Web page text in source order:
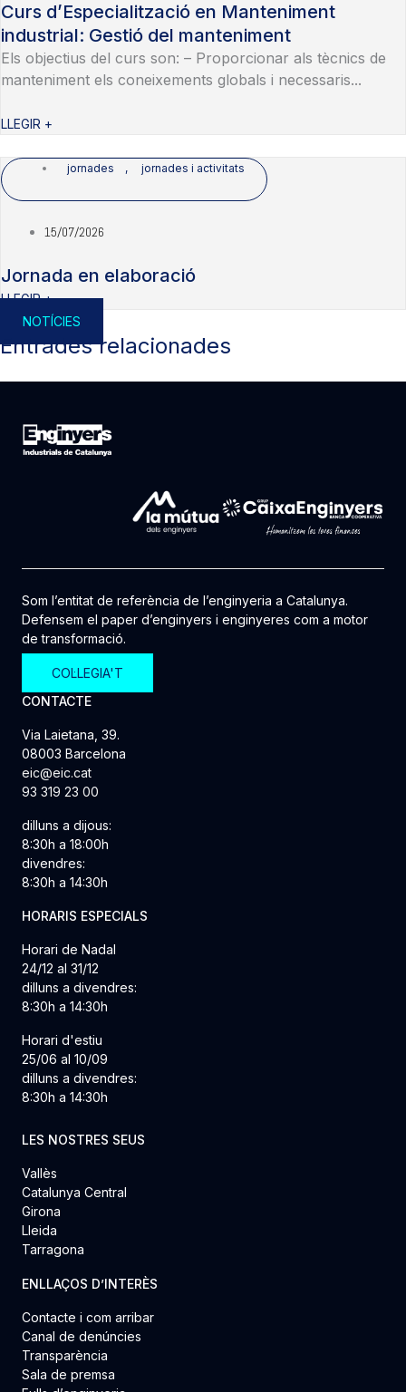
Curs d’Especialització en Manteniment
industrial: Gestió del manteniment
Els objectius del curs son: – Proporcionar als tècnics de
manteniment els coneixements globals i necessaris...
LLEGIR +
jornades , jornades i activitats
15/07/2026
Jornada en elaboració
LLEGIR +
NOTÍCIES
Entrades relacionades
Som l’entitat de referència de l’enginyeria a Catalunya.
Defensem el paper d’enginyers i enginyeres com a motor
de transformació.
COL·LEGIA'T
CONTACTE
Via Laietana, 39.
08003 Barcelona
eic@eic.cat
93 319 23 00
dilluns a dijous:
8:30h a 18:00h
divendres:
8:30h a 14:30h
HORARIS ESPECIALS
Horari de Nadal
24/12 al 31/12
dilluns a divendres:
8:30h a 14:30h
Horari d'estiu
25/06 al 10/09
dilluns a divendres:
8:30h a 14:30h
LES NOSTRES SEUS
Vallès
Catalunya Central
Girona
Lleida
Tarragona
ENLLAÇOS D’INTERÈS
Contacte i com arribar
Canal de denúncies
Transparència
Sala de premsa